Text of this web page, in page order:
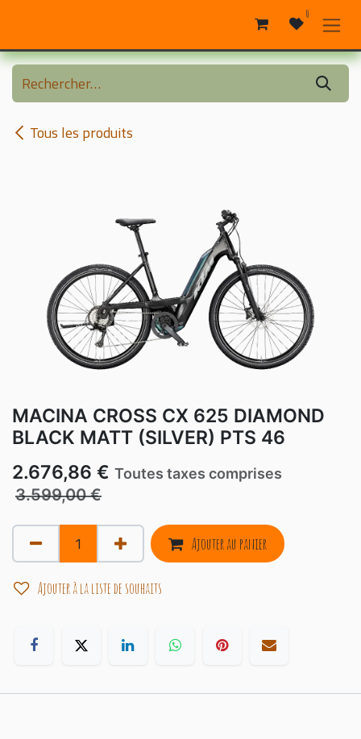
0
Tous les produits
MACINA CROSS CX 625 DIAMOND
BLACK MATT (SILVER) PTS 46
2.676,86 € Toutes taxes comprises
3.599,00€
Ajouter au panier
Ajouter à la liste de souhaits